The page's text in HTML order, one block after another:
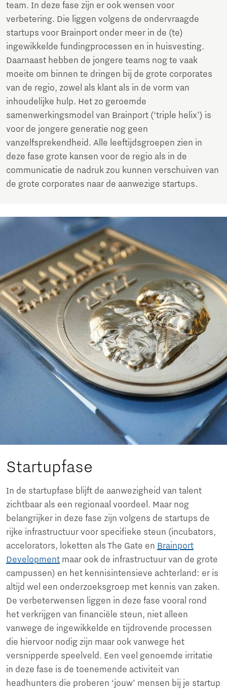
team. In deze fase zijn er ook wensen voor
verbetering. Die liggen volgens de ondervraagde
startups voor Brainport onder meer in de (te)
ingewikkelde fundingprocessen en in huisvesting.
Daarnaast hebben de jongere teams nog te vaak
moeite om binnen te dringen bij de grote corporates
van de regio, zowel als klant als in de vorm van
inhoudelijke hulp. Het zo geroemde
samenwerkingsmodel van Brainport (‘triple helix’) is
voor de jongere generatie nog geen
vanzelfsprekendheid. Alle leeftijdsgroepen zien in
deze fase grote kansen voor de regio als in de
communicatie de nadruk zou kunnen verschuiven van
de grote corporates naar de aanwezige startups.
Startupfase
In de startupfase blijft de aanwezigheid van talent
zichtbaar als een regionaal voordeel. Maar nog
belangrijker in deze fase zijn volgens de startups de
rijke infrastructuur voor specifieke steun (incubators,
accelorators, loketten als The Gate en Brainport
Development maar ook de infrastructuur van de grote
campussen) en het kennisintensieve achterland: er is
altijd wel een onderzoeksgroep met kennis van zaken.
De verbeterwensen liggen in deze fase vooral rond
het verkrijgen van financiële steun, niet alleen
vanwege de ingewikkelde en tijdrovende processen
die hiervoor nodig zijn maar ook vanwege het
versnipperde speelveld. Een veel genoemde irritatie
in deze fase is de toenemende activiteit van
headhunters die proberen ‘jouw’ mensen bij je startup